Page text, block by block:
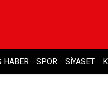
HABER SPOR SIYASET